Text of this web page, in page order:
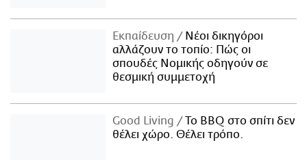
Εκπαίδευση
Νέοι δικηγόροι
αλλάζουν το τοπίο: Πώς οι
σπουδές Νομικής οδηγούν σε
θεσμική συμμετοχή
Good Living
Το BBQ στο σπίτι δεν
θέλει χώρο. Θέλει τρόπο.